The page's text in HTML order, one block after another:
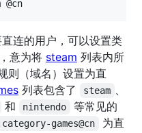
连的用户，可以设置类
意为将 steam 列表内所
则（域名）设置为直
列表包含了 steam 、
和 nintendo
等常见的
games@cn
为直